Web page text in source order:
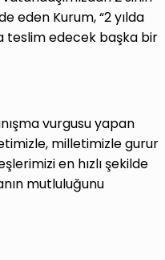
eden Kurum, “2 yılda
teslim edecek başka bir
vurgusu yapan
milletimizle gurur
en hızlı şekilde
mutluluğunu